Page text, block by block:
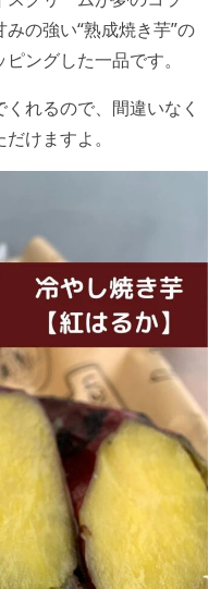
の強い“熟成焼き芋”の
ングした一品です。
れるので、間違いなく
けますよ。